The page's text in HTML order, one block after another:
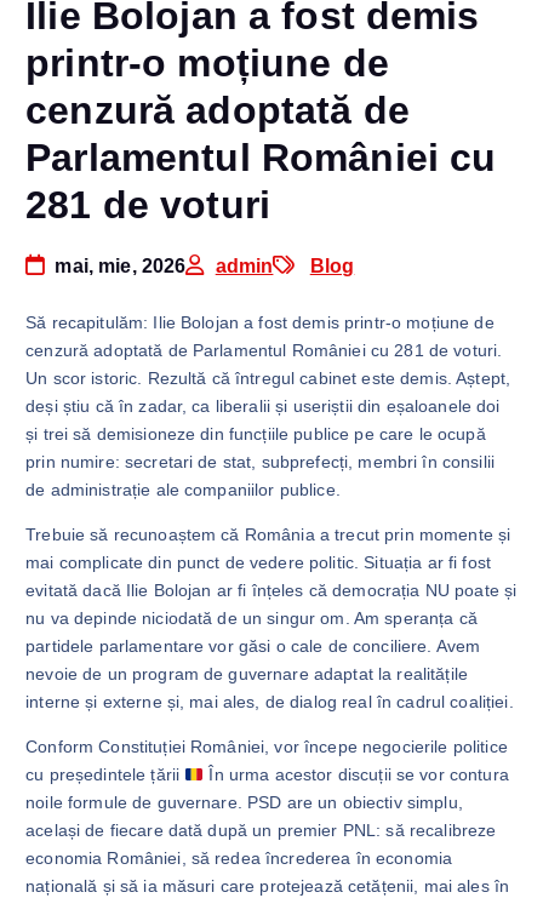
Ilie Bolojan a fost demis
printr-o moțiune de
cenzură adoptată de
Parlamentul României cu
281 de voturi
mai, mie, 2026 admin Blog
Să recapitulăm: Ilie Bolojan a fost demis printr-o moțiune de
cenzură adoptată de Parlamentul României cu 281 de voturi.
Un scor istoric. Rezultă că întregul cabinet este demis. Aștept,
deși știu că în zadar, ca liberalii și useriștii din eșaloanele doi
și trei să demisioneze din funcțiile publice pe care le ocupă
prin numire: secretari de stat, subprefecți, membri în consilii
de administrație ale companiilor publice.
Trebuie să recunoaștem că România a trecut prin momente și
mai complicate din punct de vedere politic. Situația ar fi fost
evitată dacă Ilie Bolojan ar fi înțeles că democrația NU poate și
nu va depinde niciodată de un singur om. Am speranța că
partidele parlamentare vor găsi o cale de conciliere. Avem
nevoie de un program de guvernare adaptat la realitățile
interne și externe și, mai ales, de dialog real în cadrul coaliției.
Conform Constituției României, vor începe negocierile politice
cu președintele țării
În urma acestor discuții se vor contura
noile formule de guvernare. PSD are un obiectiv simplu,
același de fiecare dată după un premier PNL: să recalibreze
economia României, să redea încrederea în economia
națională și să ia măsuri care protejează cetățenii, mai ales în